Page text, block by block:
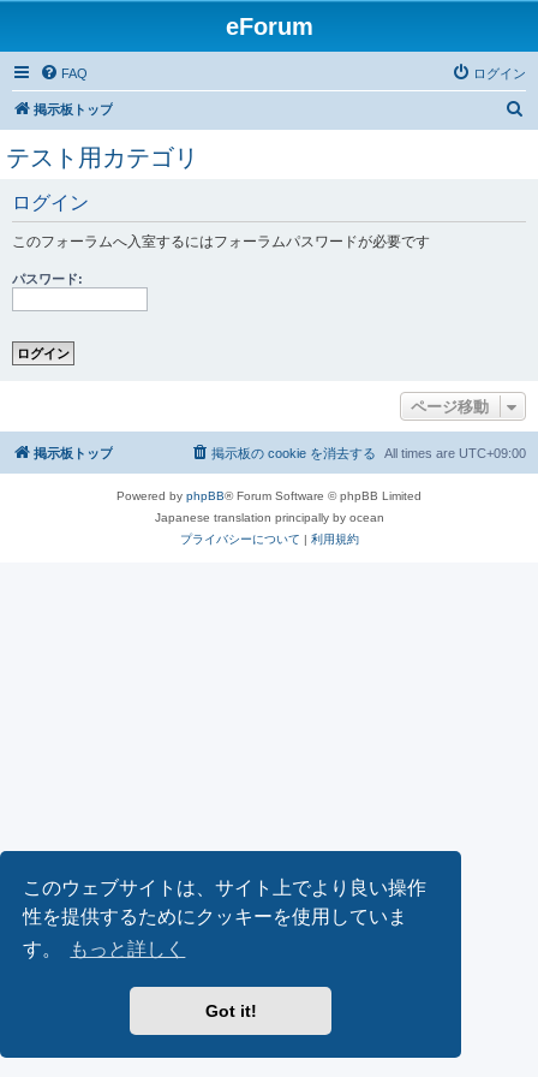
このウェブサイトは、サイト上でより良い操作
性を提供するためにクッキーを使用していま
す。
もっと詳しく
Got it!
eForum
FAQ ログイン
掲示板トップ
テスト用カテゴリ
ログイン
このフォーラムへ入室するにはフォーラムパスワードが必要です
パスワード:
ページ移動
掲示板トップ All times are UTC+09:00
掲示板の cookie を消去する
Powered by phpBB® Forum Software © phpBB Limited
Japanese translation principally by ocean
プライバシーについて | 利用規約